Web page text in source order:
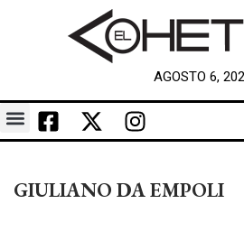
AGOSTO 6,
GIULIANO DA EMPOLI